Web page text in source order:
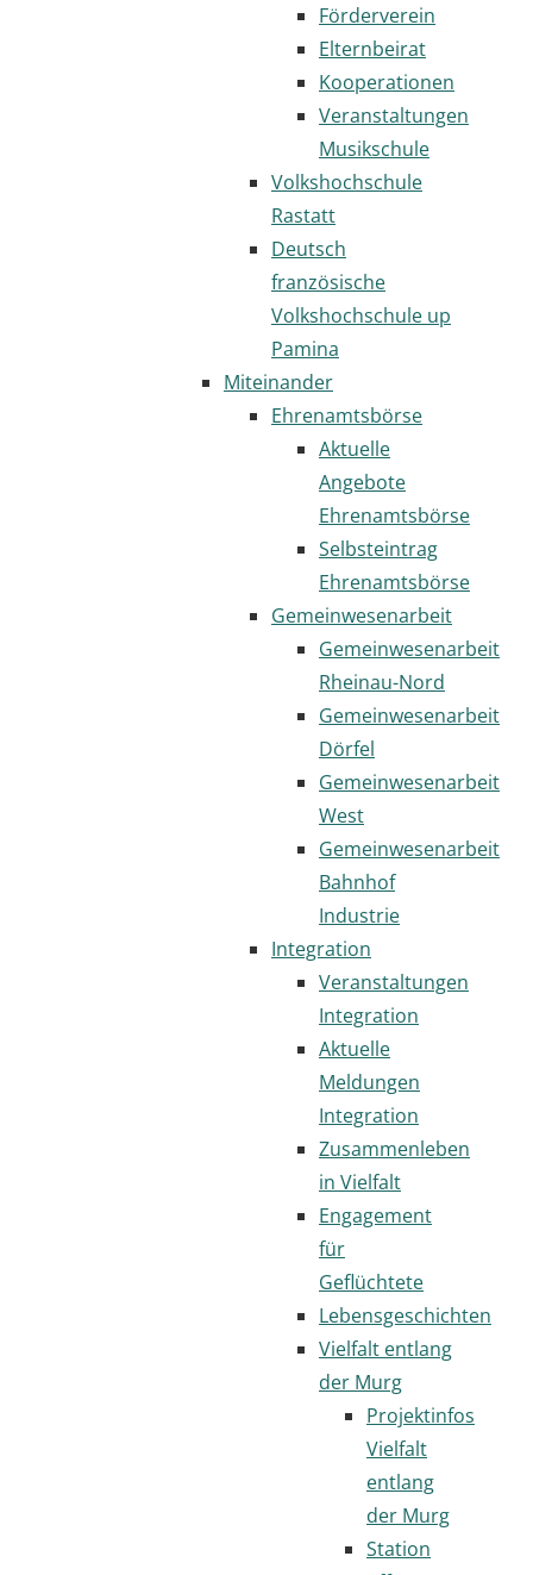
Förderverein
Elternbeirat
Kooperationen
Veranstaltungen
Musikschule
Volkshochschule
Rastatt
Deutsch
französische
Volkshochschule up
Pamina
Miteinander
Ehrenamtsbörse
Aktuelle
Angebote
Ehrenamtsbörse
Selbsteintrag
Ehrenamtsbörse
Gemeinwesenarbeit
Gemeinwesenarbeit
Rheinau-Nord
Gemeinwesenarbeit
Dörfel
Gemeinwesenarbeit
West
Gemeinwesenarbeit
Bahnhof
Industrie
Integration
Veranstaltungen
Integration
Aktuelle
Meldungen
Integration
Zusammenleben
in Vielfalt
Engagement
für
Geflüchtete
Lebensgeschichten
Vielfalt entlang
der Murg
Projektinfos
Vielfalt
entlang
der Murg
Station